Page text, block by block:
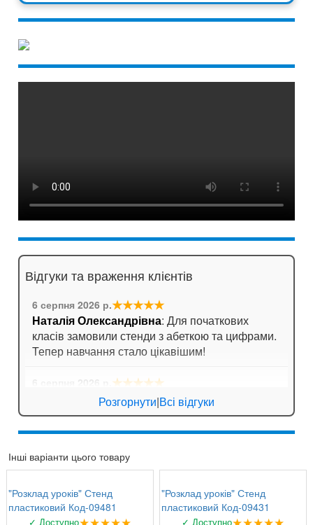
Відгуки та враження клієнтів
6 серпня 2026 р.★★★★★
Наталія Олександрівна: Для початкових
класів замовили стенди з абеткою та цифрами.
Тепер навчання стало цікавішим!
★★★★★
Ігор Лозовий: Стенди для спортивної зали
яскраві, мотивують дітей займатися спортом!
Зоя Кузьмина: Потішило, що можна замовити
табличку за індивідуальним ескізом!
Розгорнути|Всі відгуки
Інші варіанти цього товару
"Розклад уроків" Стенд
пластиковий Код-09481
✓ Доступно
"Розклад уроків" Стенд
пластиковий Код-09431
✓ Доступно